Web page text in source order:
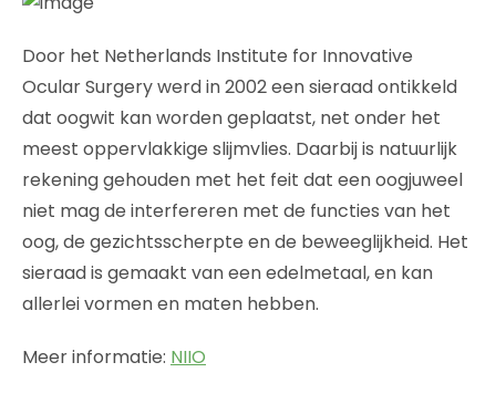
Door het Netherlands Institute for Innovative
Ocular Surgery werd in 2002 een sieraad ontikkeld
dat oogwit kan worden geplaatst, net onder het
meest oppervlakkige slijmvlies. Daarbij is natuurlijk
rekening gehouden met het feit dat een oogjuweel
niet mag de interfereren met de functies van het
oog, de gezichtsscherpte en de beweeglijkheid. Het
sieraad is gemaakt van een edelmetaal, en kan
allerlei vormen en maten hebben.
Meer informatie: NIIO